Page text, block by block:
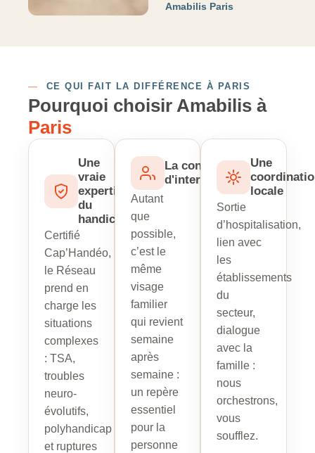
Amabilis Paris
— CE QUI FAIT LA DIFFÉRENCE À PARIS
Pourquoi choisir Amabilis à
Paris
Une
vraie
expertise
du
handicap
Certifié
Cap’Handéo,
le Réseau
prend en
charge les
situations
complexes
: TSA,
troubles
neuro-
évolutifs,
polyhandicap
et ruptures
La continuité
d'intervenant
Autant
que
possible,
c’est le
même
visage
familier
qui revient
semaine
après
semaine :
un repère
essentiel
pour la
personne
Une
locale
Sortie
d’hospitalisation,
lien avec
les
établissements
du
secteur,
dialogue
avec la
famille :
nous
orchestrons,
vous
soufflez.